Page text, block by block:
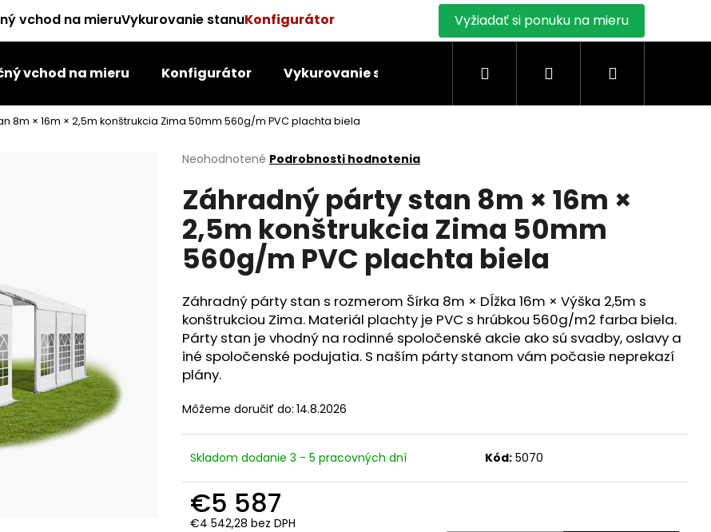
vchod na mieruVykurovanie stanuKonfigurátor Vyžiadať si ponuku na mieru
vchod na mieru Konfigurátor Vykurovanie stanu Montáž skladových stanov
Hľadať PrihlásenieNákupný
8m × 16m × 2,5m konštrukcia Zima 50mm 560g/m PVC plachta biela
Priemerné
produktu
je
0,0
z
5
hviezdičiek.
Neohodnotené Podrobnosti hodnotenia
Záhradný párty stan 8m × 16m ×
2,5m konštrukcia Zima 50mm
560g/m PVC plachta biela
Záhradný párty stan s rozmerom Šírka 8m × Dĺžka 16m × Výška 2,5m s
konštrukciou Zima. Materiál plachty je PVC s hrúbkou 560g/m2 farba biela.
Párty stan je vhodný na rodinné spoločenské akcie ako sú svadby, oslavy a
iné spoločenské podujatia. S naším párty stanom vám počasie neprekazí
plány.
Môžeme doručiť do: 14.8.2026
Skladom dodanie 3 - 5 pracovných dní Kód: 5070
€5 587
€4 542,28 bez DPH
Čo potrebujete nájsť?